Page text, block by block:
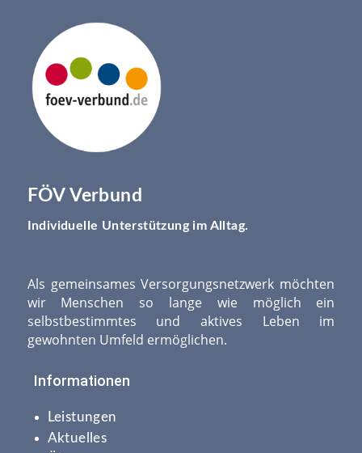
FÖV Verbund
Individuelle Unterstützung im Alltag.
Als gemeinsames Versorgungsnetzwerk möchten
wir Menschen so lange wie möglich ein
selbstbestimmtes und aktives Leben im
gewohnten Umfeld ermöglichen.
Informationen
Leistungen
Aktuelles